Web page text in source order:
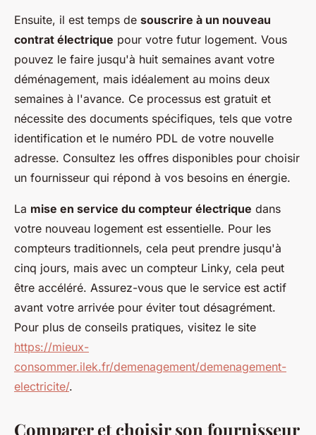
Ensuite, il est temps de souscrire à un nouveau
contrat électrique pour votre futur logement. Vous
pouvez le faire jusqu'à huit semaines avant votre
déménagement, mais idéalement au moins deux
semaines à l'avance. Ce processus est gratuit et
nécessite des documents spécifiques, tels que votre
identification et le numéro PDL de votre nouvelle
adresse. Consultez les offres disponibles pour choisir
un fournisseur qui répond à vos besoins en énergie.
La mise en service du compteur électrique dans
votre nouveau logement est essentielle. Pour les
compteurs traditionnels, cela peut prendre jusqu'à
cinq jours, mais avec un compteur Linky, cela peut
être accéléré. Assurez-vous que le service est actif
avant votre arrivée pour éviter tout désagrément.
Pour plus de conseils pratiques, visitez le site
https://mieux-
consommer.ilek.fr/demenagement/demenagement-
electricite/.
Comparer et choisir son fournisseur